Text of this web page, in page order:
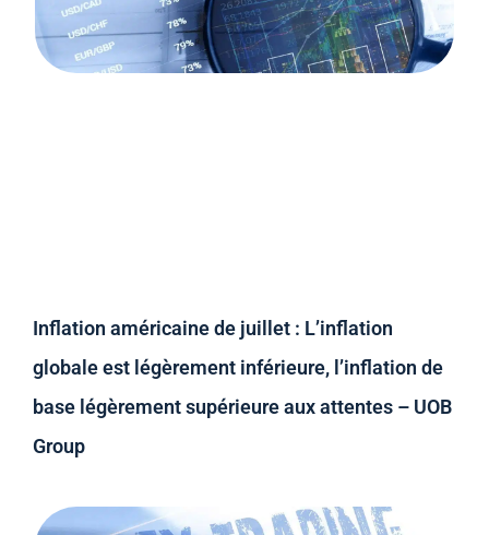
Inflation américaine de juillet : L’inflation
globale est légèrement inférieure, l’inflation de
base légèrement supérieure aux attentes – UOB
Group